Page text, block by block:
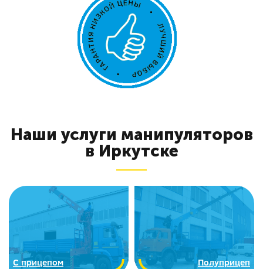
Наши услуги манипуляторов
в Иркутске
C прицепом Полуприцеп